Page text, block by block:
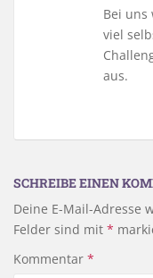
Bei uns
viel
aus.
SCHREIBE EINEN
Deine E-Mail-Adresse
Felder sind mit *
Kommentar *